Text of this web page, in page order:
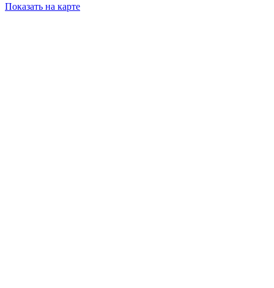
Показать на карте